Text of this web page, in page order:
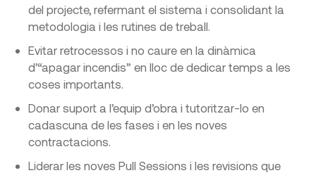
del projecte, refermant el sistema i consolidant la
metodologia i les rutines de treball.
Evitar retrocessos i no caure en la dinàmica
d’“apagar incendis” en lloc de dedicar temps a les
coses importants.
Donar suport a l’equip d’obra i tutoritzar-lo en
cadascuna de les fases i en les noves
contractacions.
Liderar les noves Pull Sessions i les revisions que